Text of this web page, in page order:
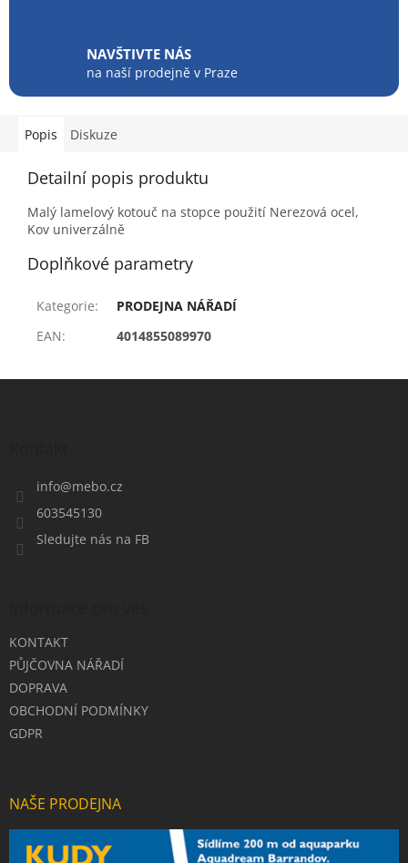
NAVŠTIVTE NÁS
na naší prodejně v Praze
Popis Diskuze
Detailní popis produktu
Malý lamelový kotouč na stopce použití Nerezová ocel,
Kov univerzálně
Doplňkové parametry
Kategorie:
PRODEJNA NÁŘADÍ
EAN: 4014855089970
info@mebo.cz
603545130
Sledujte nás na FB
KONTAKT
PŮJČOVNA NÁŘADÍ
DOPRAVA
OBCHODNÍ PODMÍNKY
GDPR
NAŠE PRODEJNA